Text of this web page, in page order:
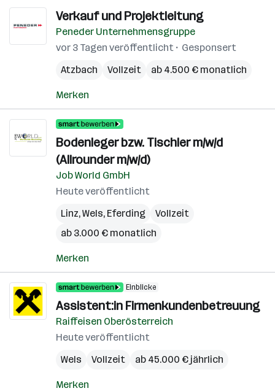
Verkauf und Projektleitung
Peneder Unternehmensgruppe
vor 3 Tagen veröffentlicht
Gesponsert
Atzbach
Vollzeit ab 4.500 € monatlich
Merken
Bodenleger bzw. Tischler m/w/d
(Allrounder m/w/d)
Job World GmbH
Heute veröffentlicht
Linz,Wels, Eferding
Vollzeit
ab 3.000 € monatlich
Merken
Einblicke
Assistent:in Firmenkundenbetreuung
Raiffeisen Oberösterreich
Heute veröffentlicht
Wels
Vollzeit ab 45.000 € jährlich
Merken